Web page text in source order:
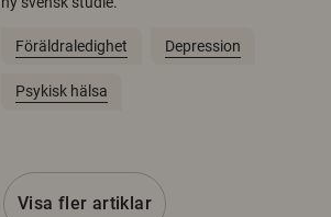
Föräldraledighet Depression
Psykisk hälsa
Visa fler artiklar